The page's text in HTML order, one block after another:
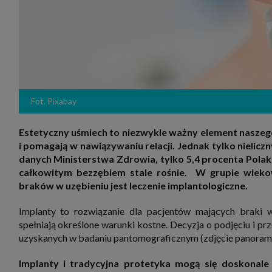
2.
3.
Cię to
celów.
Na
Fot. Pixabay
Estetyczny uśmiech to niezwykle ważny element
i pomagają w nawiązywaniu relacji. Jednak tylko
danych Ministerstwa Zdrowia, tylko 5,4 procenta
całkowitym bezzębiem stale rośnie. W grupie
braków w uzębieniu jest leczenie implantologiczne.
Implanty to rozwiązanie dla pacjentów mających braki
spełniają określone warunki kostne. Decyzja o podjęciu i
uzyskanych w badaniu pantomograficznym (zdjęcie
Implanty i tradycyjna protetyka mogą się doskonale